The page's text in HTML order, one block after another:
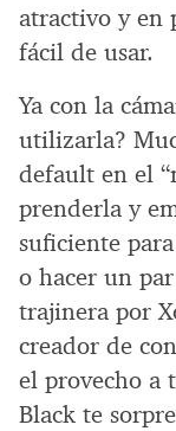
atractivo y en
fácil de usar.
Ya con la
utilizarla?
default en el
prenderla y
suficiente
o hacer un
trajinera por
creador de
el provecho a
Black te